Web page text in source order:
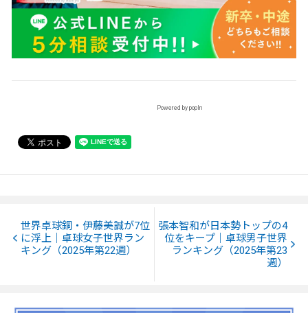
Powered by popIn
世界卓球銅・伊藤美誠が7位
に浮上｜卓球女子世界ラン
キング（2025年第22週）
張本智和が日本勢トップの4
位をキープ｜卓球男子世界
ランキング（2025年第23
週）